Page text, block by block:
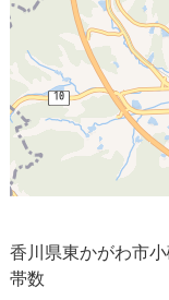
香川県東かがわ市
帯数